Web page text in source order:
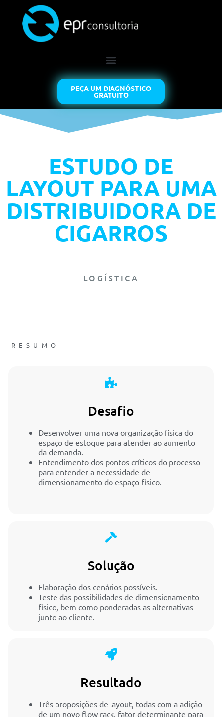
PEÇA UM DIAGNÓSTICO
GRATUITO
ESTUDO DE
LAYOUT PARA UMA
DISTRIBUIDORA DE
CIGARROS
LOGÍSTICA
RESUMO
Desafio
Desenvolver uma nova organização física do
espaço de estoque para atender ao aumento
da demanda.
Entendimento dos pontos críticos do processo
para entender a necessidade de
dimensionamento do espaço físico.
Solução
Elaboração dos cenários possíveis.
Teste das possibilidades de dimensionamento
físico, bem como ponderadas as alternativas
junto ao cliente.
Resultado
Três proposições de layout, todas com a adição
de um novo flow rack, fator determinante para